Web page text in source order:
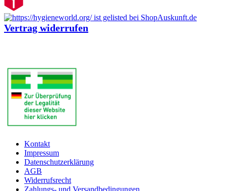
Vertrag widerrufen
Kontakt
Impressum
Datenschutzerklärung
AGB
Widerrufsrecht
Zahlungs- und Versandbedingungen